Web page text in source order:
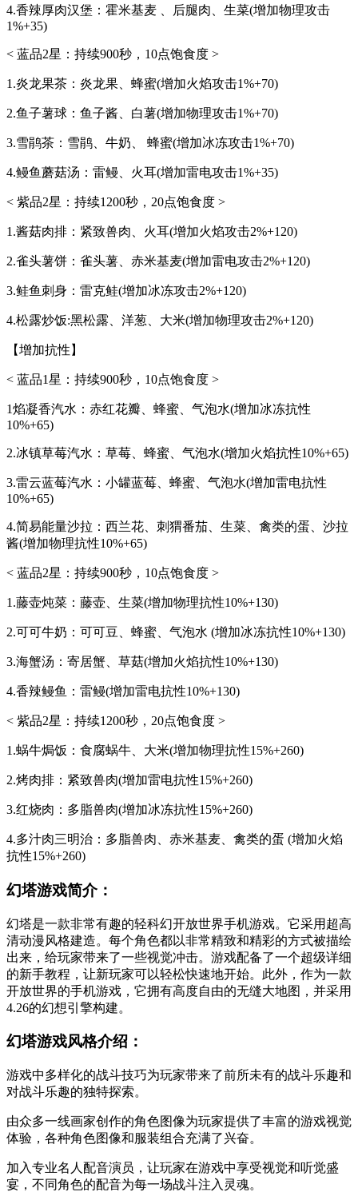
4.香辣厚肉汉堡：霍米基麦 、后腿肉、生菜(增加物理攻击
1%+35)
< 蓝品2星：持续900秒，10点饱食度 >
1.炎龙果茶：炎龙果、蜂蜜(增加火焰攻击1%+70)
2.鱼子薯球：鱼子酱、白薯(增加物理攻击1%+70)
3.雪鹃茶：雪鹃、牛奶、 蜂蜜(增加冰冻攻击1%+70)
4.鳗鱼蘑菇汤：雷鳗、火耳(增加雷电攻击1%+35)
< 紫品2星：持续1200秒，20点饱食度 >
1.酱菇肉排：紧致兽肉、火耳(增加火焰攻击2%+120)
2.雀头薯饼：雀头薯、赤米基麦(增加雷电攻击2%+120)
3.鲑鱼刺身：雷克鲑(增加冰冻攻击2%+120)
4.松露炒饭:黑松露、洋葱、大米(增加物理攻击2%+120)
【增加抗性】
< 蓝品1星：持续900秒，10点饱食度 >
1焰凝香汽水：赤红花瓣、蜂蜜、气泡水(增加冰冻抗性
10%+65)
2.冰镇草莓汽水：草莓、蜂蜜、气泡水(增加火焰抗性10%+65)
3.雷云蓝莓汽水：小罐蓝莓、蜂蜜、气泡水(增加雷电抗性
10%+65)
4.简易能量沙拉：西兰花、刺猬番茄、生菜、禽类的蛋、沙拉
酱(增加物理抗性10%+65)
< 蓝品2星：持续900秒，10点饱食度 >
1.藤壶炖菜：藤壶、生菜(增加物理抗性10%+130)
2.可可牛奶：可可豆、蜂蜜、气泡水 (增加冰冻抗性10%+130)
3.海蟹汤：寄居蟹、草菇(增加火焰抗性10%+130)
4.香辣鳗鱼：雷鳗(增加雷电抗性10%+130)
< 紫品2星：持续1200秒，20点饱食度 >
1.蜗牛焗饭：食腐蜗牛、大米(增加物理抗性15%+260)
2.烤肉排：紧致兽肉(增加雷电抗性15%+260)
3.红烧肉：多脂兽肉(增加冰冻抗性15%+260)
4.多汁肉三明治：多脂兽肉、赤米基麦、禽类的蛋 (增加火焰
抗性15%+260)
幻塔游戏简介：
幻塔是一款非常有趣的轻科幻开放世界手机游戏。它采用超高
清动漫风格建造。每个角色都以非常精致和精彩的方式被描绘
出来，给玩家带来了一些视觉冲击。游戏配备了一个超级详细
的新手教程，让新玩家可以轻松快速地开始。此外，作为一款
开放世界的手机游戏，它拥有高度自由的无缝大地图，并采用
4.26的幻想引擎构建。
幻塔游戏风格介绍：
游戏中多样化的战斗技巧为玩家带来了前所未有的战斗乐趣和
对战斗乐趣的独特探索。
由众多一线画家创作的角色图像为玩家提供了丰富的游戏视觉
体验，各种角色图像和服装组合充满了兴奋。
加入专业名人配音演员，让玩家在游戏中享受视觉和听觉盛
宴，不同角色的配音为每一场战斗注入灵魂。